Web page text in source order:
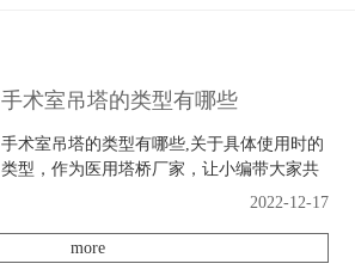
手术室吊塔的类型有哪些
手术室吊塔的类型有哪些,关于具体使用时的
类型，作为医用塔桥厂家，让小编带大家共
2022-12-17
more